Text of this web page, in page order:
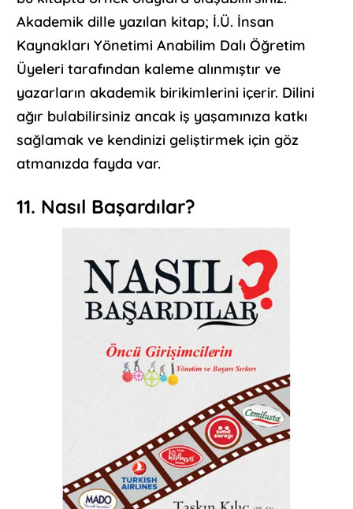
Akademik dille yazılan kitap; İ.Ü. İnsan
Kaynakları Yönetimi Anabilim Dalı Öğretim
Üyeleri tarafından kaleme alınmıştır ve
yazarların akademik birikimlerini içerir. Dilini
ağır bulabilirsiniz ancak iş yaşamınıza katkı
sağlamak ve kendinizi geliştirmek için göz
atmanızda fayda var.
11. Nasıl Başardılar?